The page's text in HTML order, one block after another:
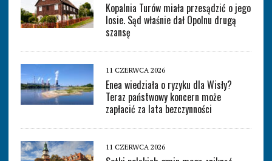
Kopalnia Turów miała przesądzić o jego
losie. Sąd właśnie dał Opolnu drugą
szansę
11 CZERWCA 2026
Enea wiedziała o ryzyku dla Wisły?
Teraz państwowy koncern może
zapłacić za lata bezczynności
11 CZERWCA 2026